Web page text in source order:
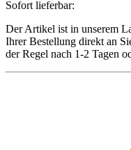
Sofort lieferbar:
Der Artikel ist in unserem
Ihrer Bestellung direkt an
der Regel nach 1-2 Tagen